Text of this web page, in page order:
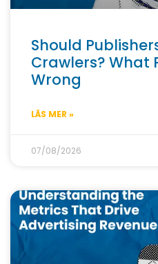
Should
Crawlers? What
Wrong
LÄS MER »
07/08/2026